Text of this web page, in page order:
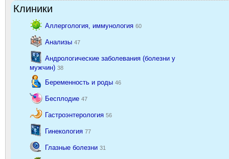
Клиники
Аллергология, иммунология 60
Анализы 47
Андрологические заболевания (болезни у
мужчин) 38
Беременность и роды 46
Бесплодие 47
Гастроэнтерология 56
Гинекология 77
Глазные болезни 31